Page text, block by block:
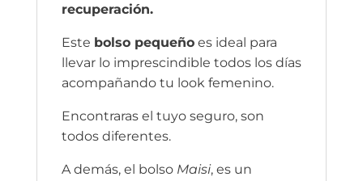
recuperación.
Este bolso pequeñoes ideal para
llevar lo imprescindible todos los días
acompañando tu look femenino.
Encontraras el tuyo seguro, son
todos diferentes.
A demás, el bolso Maisi, es un